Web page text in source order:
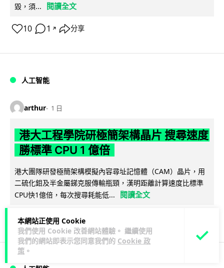
本網站正使用 Cookie
我們使用 Cookie 改善網站體驗。 繼續使用
我們的網站即表示您同意我們的 Cookie 政
策 。
毀，須...
閱讀全文
10 1 ↗ 分享
人工智能
arthur 1 日
港大工程學院研極簡架構晶片 搜尋速度
勝標準 CPU 1 億倍
港大團隊研發極簡架構模擬內容尋址記憶體（CAM）晶片，用
二硫化鉬及半金屬銻克服傳輸瓶頸，漢明距離計算速度比標準
CPU快1億倍，每次搜尋耗能低...
閱讀全文
43 20↗ 分享